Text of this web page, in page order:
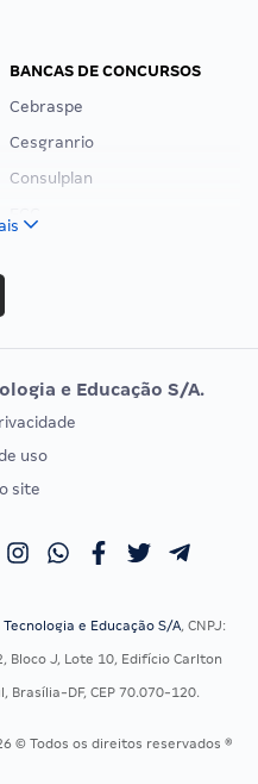
BANCAS DE CONCURSOS
Cebraspe
Cesgranrio
Consulplan
Vunesp
EXAME DE ORDEM
Calendário OAB
e Educação S/A.
uso
site
Tecnologia e Educação S/A, CNPJ:
Bloco J, Lote 10, Edifício Carlton
Brasília-DF, CEP 70.070-120.
© Todos os direitos reservados ®